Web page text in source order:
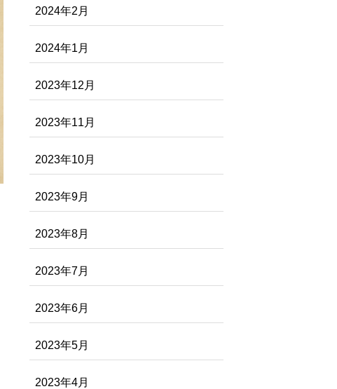
2024年2月
2024年1月
2023年12月
2023年11月
2023年10月
2023年9月
2023年8月
2023年7月
2023年6月
2023年5月
2023年4月